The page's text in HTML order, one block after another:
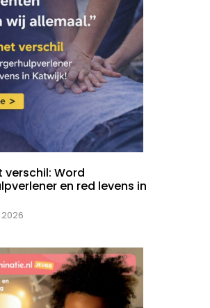
verschil: Word
en red levens in